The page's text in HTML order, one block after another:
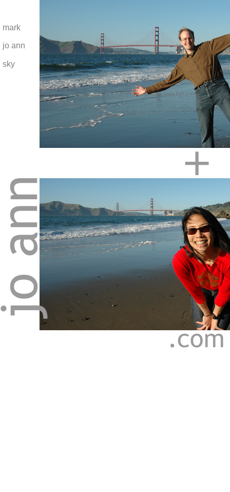
mark
jo ann
sky